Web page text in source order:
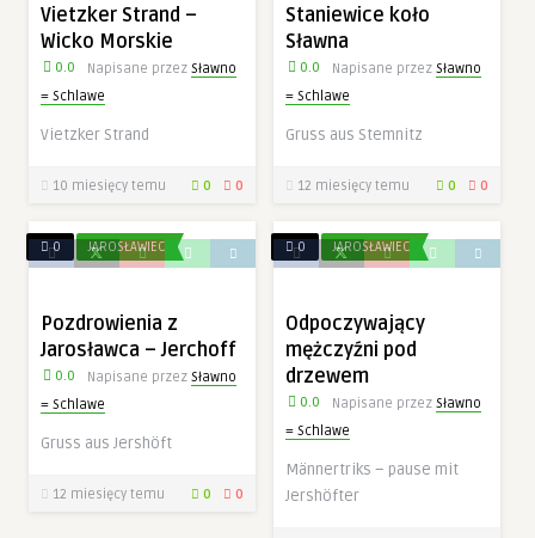
Vietzker Strand –
Wicko Morskie
0.0 Napisane przez Sławno
= Schlawe
Vietzker Strand
10 miesięcy temu 0 0
Staniewice koło
Sławna
0.0 Napisane przez Sławno
= Schlawe
Gruss aus Stemnitz
12 miesięcy temu 0 0
0 JAROSŁAWIEC
Pozdrowienia z
Jarosławca – Jerchoff
0.0 Napisane przez Sławno
= Schlawe
Gruss aus Jershöft
12 miesięcy temu 0 0
0 JAROSŁAWIEC
Odpoczywający
mężczyźni pod
drzewem
0.0 Napisane przez Sławno
= Schlawe
Männertriks – pause mit
Jershöfter